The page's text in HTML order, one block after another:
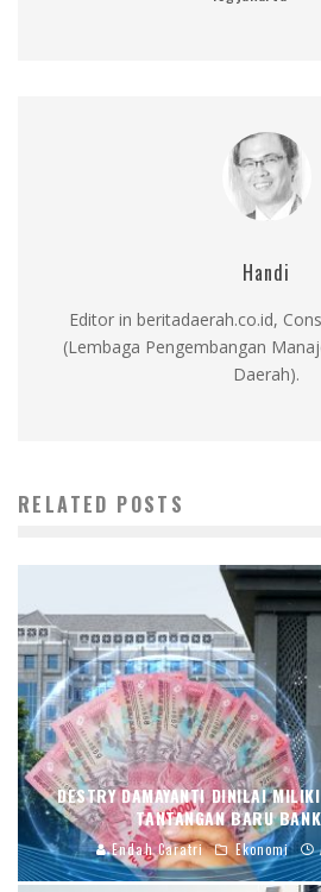
Handi
Editor in beritadaerah.co.id,
(Lembaga Pengembangan
Daerah).
RELATED POSTS
DESTRY DAMAYANTI DINILAI
TANTANGAN BARU
Endah Caratri Ekonomi